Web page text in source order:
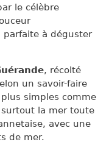
le célèbre
parfaite à déguster
, récolté
un savoir-faire
simples comme
surtout la mer toute
avec une
de mer.